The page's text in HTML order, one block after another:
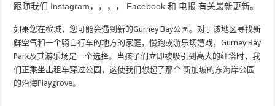
跟随我们 Instagram，，，， Facebook 和 电报 有关最新更新。
如果您在槟城，您可能会遇到新的Gurney Bay公园。对于该地区寻找新
鲜空气和一个骑自行车的地方的家庭，慢跑或游乐场嬉戏，Gurney Bay
Park及其游乐场是一个选择。当孩子们立即被吸引到高大的红塔时，我
们正乘坐出租车穿过公园，这使我们想起了那个新加坡的东海岸公园
的沿海Playgrove。